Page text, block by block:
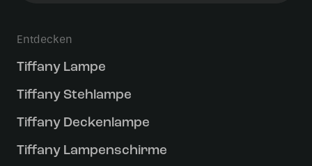
Entdecken
Tiffany Lampe
Tiffany Stehlampe
Tiffany Deckenlampe
Tiffany Lampenschirme